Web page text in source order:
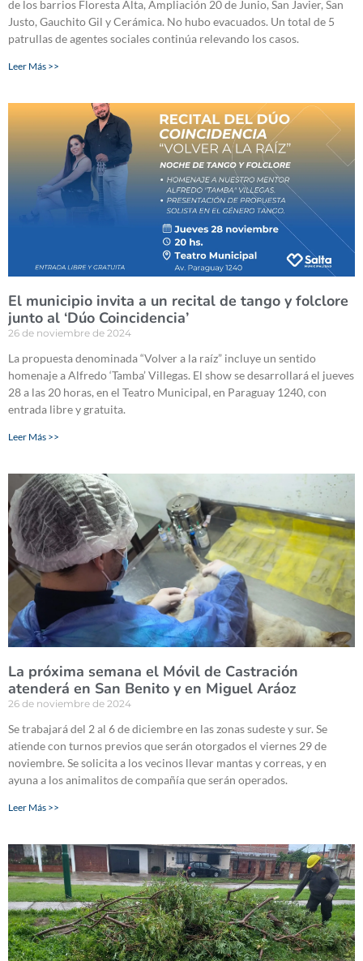
de los barrios Floresta Alta, Ampliación 20 de Junio, San Javier, San
Justo, Gauchito Gil y Cerámica. No hubo evacuados. Un total de 5
patrullas de agentes sociales continúa relevando los casos.
Leer Más >>
El municipio invita a un recital de tango y folclore
junto al ‘Dúo Coincidencia’
26 de noviembre de 2024
La propuesta denominada “Volver a la raíz” incluye un sentido
homenaje a Alfredo ‘Tamba’ Villegas. El show se desarrollará el jueves
28 a las 20 horas, en el Teatro Municipal, en Paraguay 1240, con
entrada libre y gratuita.
Leer Más >>
La próxima semana el Móvil de Castración
atenderá en San Benito y en Miguel Aráoz
26 de noviembre de 2024
Se trabajará del 2 al 6 de diciembre en las zonas sudeste y sur. Se
atiende con turnos previos que serán otorgados el viernes 29 de
noviembre. Se solicita a los vecinos llevar mantas y correas, y en
ayuna a los animalitos de compañía que serán operados.
Leer Más >>